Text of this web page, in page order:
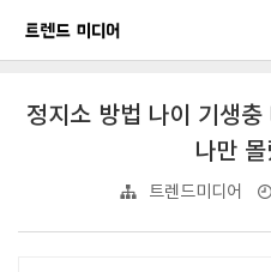
정지소 방법 나이 기생
나만
트렌드미디어